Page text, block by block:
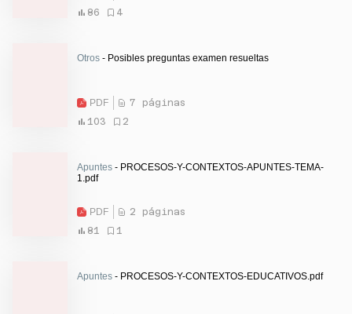
86
4
Otros - Posibles preguntas examen resueltas
PDF
7 páginas
103
2
Apuntes - PROCESOS-Y-CONTEXTOS-APUNTES-TEMA-
1.pdf
PDF
2 páginas
81
1
Apuntes - PROCESOS-Y-CONTEXTOS-EDUCATIVOS.pdf